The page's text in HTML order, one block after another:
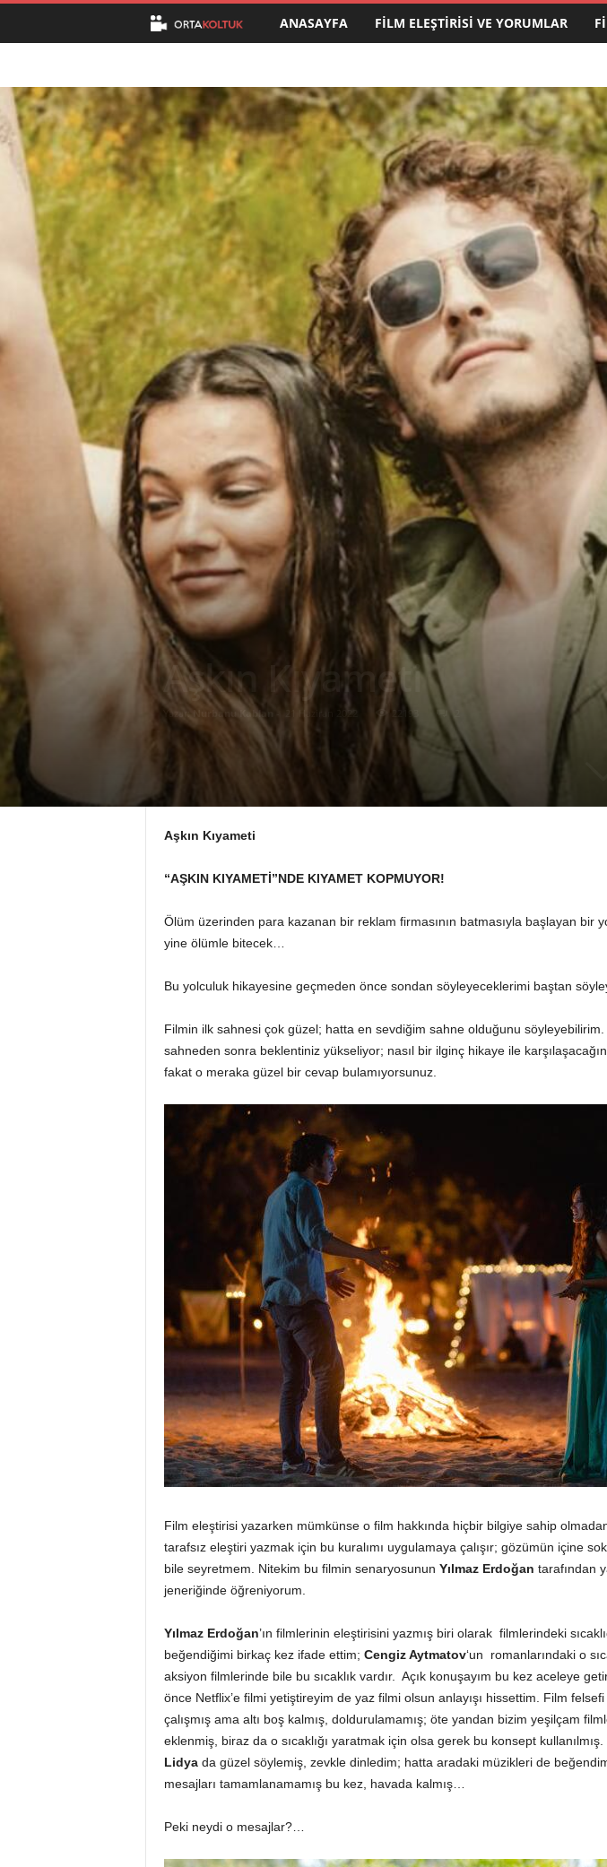
t
a
K
u
k
ANASAYFA FILM ELEŞTIRISI VE YORUMLAR
Aşkın Kıyameti
Yazar: Nurbanu Kablan 21 Haziran 2022 22193
Aşkın Kıyameti
“AŞKIN KIYAMETİ”NDE KIYAMET KOPMUYOR!
Ölüm üzerinden para kazanan bir reklam firmasının batmasıyla başlayan bir
yine ölümle bitecek…
Bu yolculuk hikayesine geçmeden önce sondan söyleyeceklerimi baştan
Filmin ilk sahnesi çok güzel; hatta en sevdiğim sahne olduğunu söyleyebilirim.
sahneden sonra beklentiniz yükseliyor; nasıl bir ilginç hikaye ile
fakat o meraka güzel bir cevap bulamıyorsunuz.
Film eleştirisi yazarken mümkünse o film hakkında hiçbir bilgiye sahip
tarafsız eleştiri yazmak için bu kuralımı uygulamaya çalışır; gözümün içine
bile seyretmem. Nitekim bu filmin senaryosunun Yılmaz Erdoğan tarafından
jeneriğinde öğreniyorum.
Yılmaz Erdoğan’ın filmlerinin eleştirisini yazmış biri olarak filmlerindeki
beğendiğimi birkaç kez ifade ettim; Cengiz Aytmatov‘un romanlarındaki o
aksiyon filmlerinde bile bu sıcaklık vardır. Açık konuşayım bu kez aceleye
önce Netflix’e filmi yetiştireyim de yaz filmi olsun anlayışı hissettim. Film
çalışmış ama altı boş kalmış, doldurulamamış; öte yandan bizim yeşilçam
eklenmiş, biraz da o sıcaklığı yaratmak için olsa gerek bu konsept kullanılmış.
Lidya da güzel söylemiş, zevkle dinledim; hatta aradaki müzikleri de
mesajları tamamlanamamış bu kez, havada kalmış…
Peki neydi o mesajlar?…